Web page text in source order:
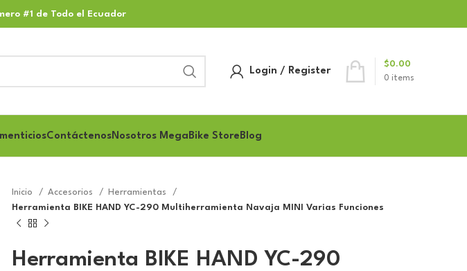
#1 de Todo el Ecuador
Login / Register
0 items
$0.00
ContáctenosNosotros MegaBike Store Blog
Inicio Accesorios
Herramientas
Herramienta BIKE HAND YC-290 Multiherramienta Navaja MINI Varias Funciones
Herramienta BIKE HAND YC-290